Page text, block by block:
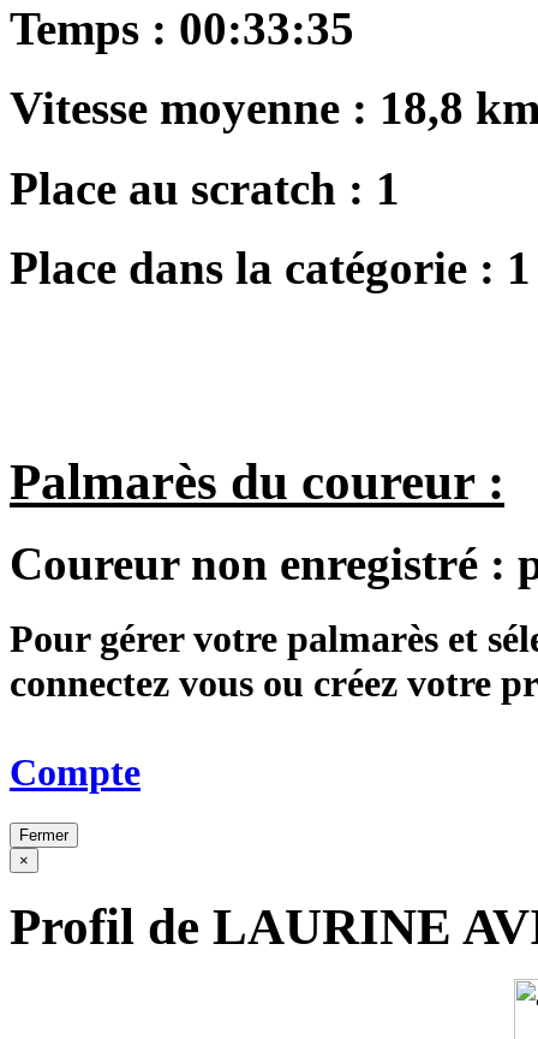
Temps : 00:33:35
Vitesse moyenne : 18,8
Place au scratch : 1
Place dans la catégorie : 1
Palmarès du coureur :
Coureur non enregistré :
Pour gérer votre palmarès et
connectez vous ou créez votre
Compte
Fermer
×
Profil de LAURINE